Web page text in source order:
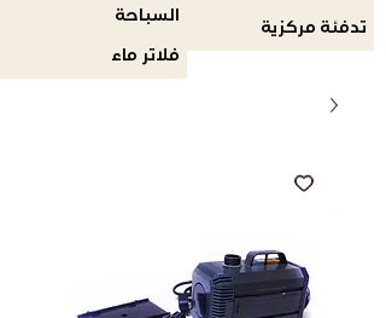
السباحة
فلاتر ماء
تدفئة مركزية